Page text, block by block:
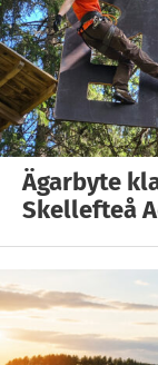
Ägarbyte
Skellefteå